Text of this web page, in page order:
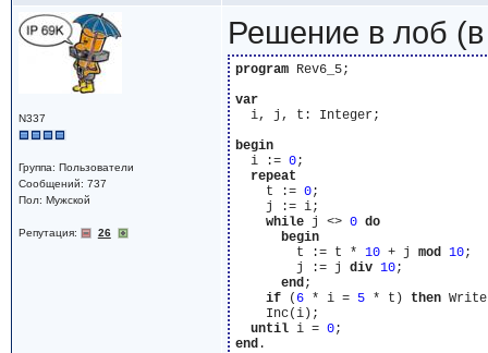
N337
Группа: Пользователи
Сообщений: 737
Пол: Мужской
Репутация: 26
Решение в лоб
program Rev6_5;
var
  i, j, t: Integer;
begin
  i :=
0;
repeat
    t :=
0;
    j := i;
while j <> 0 do
begin
        t := t *
10 + j mod 10;
        j := j
div 10;
end;
if ( 6 * i = 5 * t) then
    Inc(i);
until i = 0
end